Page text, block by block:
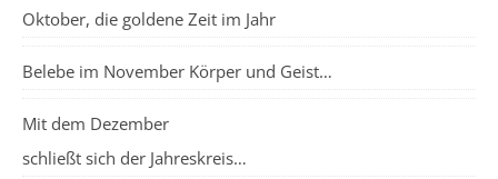
Oktober, die goldene Zeit im Jahr
Belebe im November Körper und Geist…
Mit dem Dezember
schließt sich der Jahreskreis…